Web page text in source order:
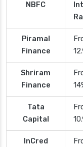
NBFC
Piramal
Finance
Shriram
Finance
Tata
Capital
InCred